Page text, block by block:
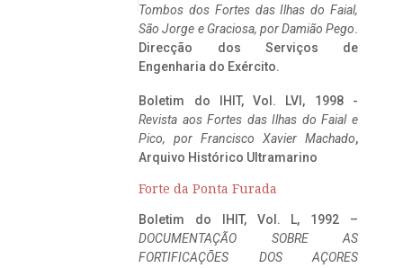
Tombos dos Fortes das Ilhas do Faial,
São Jorge e Graciosa, por Damião Pego.
Direcção dos Serviços de
Engenharia do Exército.
Boletim do IHIT, Vol. LVI, 1998 -
Revista aos Fortes das Ilhas do Faial e
Pico, por Francisco Xavier Machado,
Arquivo Histórico Ultramarino
Forte da Ponta Furada
Boletim do IHIT, Vol. L, 1992 –
DOCUMENTAÇÃO SOBRE AS
FORTIFICAÇÕES DOS AÇORES